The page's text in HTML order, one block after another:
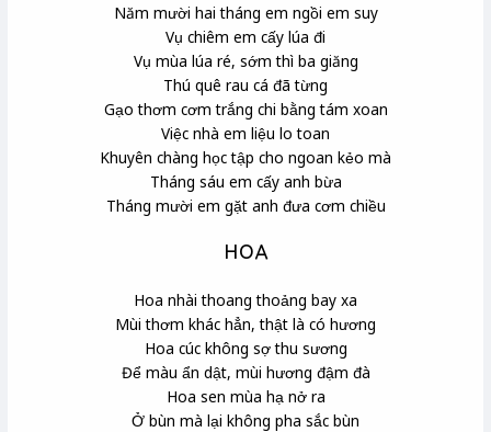
Năm mười hai tháng em ngồi em suy
Vụ chiêm em cấy lúa đi
Vụ mùa lúa ré, sớm thì ba giăng
Thú quê rau cá đã từng
Gạo thơm cơm trắng chi bằng tám xoan
Việc nhà em liệu lo toan
Khuyên chàng học tập cho ngoan kẻo mà
Tháng sáu em cấy anh bừa
Tháng mười em gặt anh đưa cơm chiều
HOA
Hoa nhài thoang thoảng bay xa
Mùi thơm khác hẳn, thật là có hương
Hoa cúc không sợ thu sương
Để màu ẩn dật, mùi hương đậm đà
Hoa sen mùa hạ nở ra
Ở bùn mà lại không pha sắc bùn